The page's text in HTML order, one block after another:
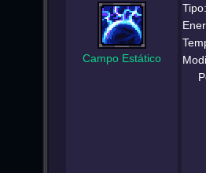
Campo Estático
Tipo: